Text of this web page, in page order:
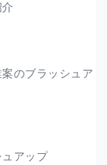
のブラッシュア
アップ